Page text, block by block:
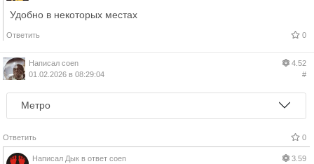
Удобно в некоторых местах
Ответить 0
Написал coen
01.02.2026 в 08:29:04
4.52
#
Метро
Ответить 0
Написал Дык в ответ coen
3.59